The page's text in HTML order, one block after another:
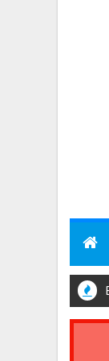
Perkuat